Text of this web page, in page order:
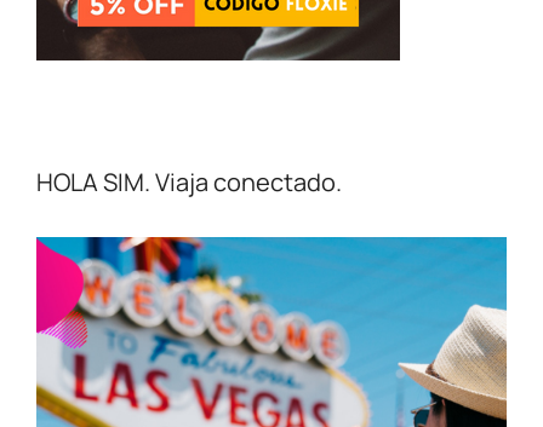
HOLA SIM. Viaja conectado.